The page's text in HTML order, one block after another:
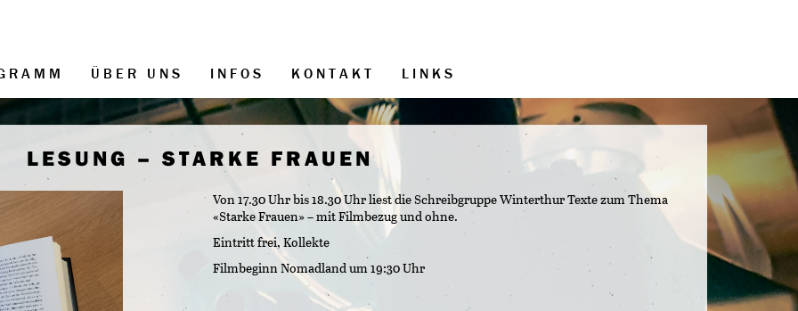
ÜBER UNS INFOS KONTAKT LINKS
LESUNG – STARKE FRAUEN
Von 17.30 Uhr bis 18.30 Uhr liest die Schreibgruppe Winterthur Texte zum Thema
«Starke Frauen» – mit Filmbezug und ohne.
Eintritt frei, Kollekte
Filmbeginn Nomadland um 19:30 Uhr